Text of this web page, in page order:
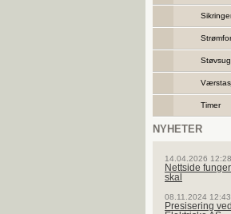
Timer
NYHETER
14.04.2026 12:28
Nettside
skal
08.11.2024 12:43
Presisering